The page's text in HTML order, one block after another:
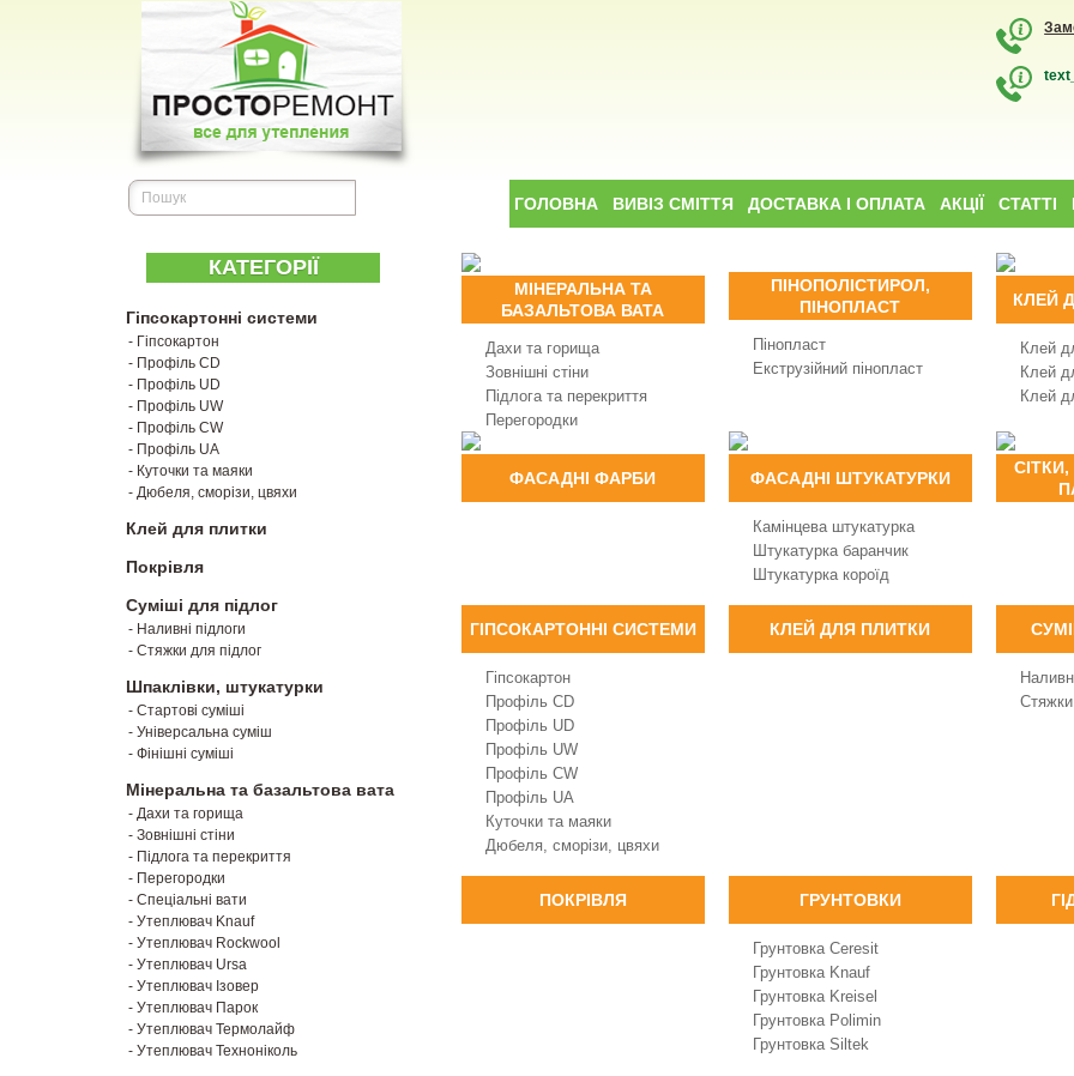
ГОЛОВНА ВИВІЗ СМІТТЯ ДОСТАВКА І ОПЛАТА АКЦІЇ СТАТТІ
КАТЕГОРІЇ
Гіпсокартонні системи
- Гіпсокартон
- Профіль CD
- Профіль UD
- Профіль UW
- Профіль CW
- Профіль UA
- Куточки та маяки
- Дюбеля, сморізи, цвяхи
Клей для плитки
Покрівля
Суміші для підлог
- Наливні підлоги
- Стяжки для підлог
Шпаклівки, штукатурки
- Стартові суміші
- Універсальна суміш
- Фінішні суміші
Мінеральна та базальтова вата
- Дахи та горища
- Зовнішні стіни
- Підлога та перекриття
- Перегородки
- Спеціальні вати
- Утеплювач Knauf
- Утеплювач Rockwool
- Утеплювач Ursa
- Утеплювач Ізовер
- Утеплювач Парок
- Утеплювач Термолайф
- Утеплювач Техноніколь
МІНЕРАЛЬНА ТА
БАЗАЛЬТОВА ВАТА
Дахи та горища
Зовнішні стіни
Підлога та перекриття
Перегородки
ПІНОПОЛІСТИРОЛ,
ПІНОПЛАСТ
Пінопласт
Екструзійний пінопласт
КЛЕЙ
Клей
Клей
Клей
ФАСАДНІ ФАРБИ ФАСАДНІ ШТУКАТУРКИ
Камінцева штукатурка
Штукатурка баранчик
Штукатурка короїд
ГІПСОКАРТОННІ СИСТЕМИ
Гіпсокартон
Профіль CD
Профіль UD
Профіль UW
Профіль CW
Профіль UA
Куточки та маяки
Дюбеля, сморізи, цвяхи
КЛЕЙ ДЛЯ ПЛИТКИ
ПОКРІВЛЯ ГРУНТОВКИ
Грунтовка Ceresit
Грунтовка Knauf
Грунтовка Kreisel
Грунтовка Polimin
Грунтовка Siltek